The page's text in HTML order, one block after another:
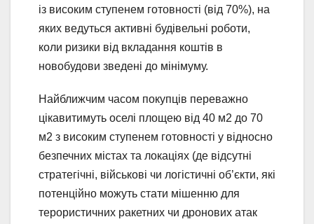
із високим ступенем готовності (від 70%), на
яких ведуться активні будівельні роботи,
коли ризики від вкладання коштів в
новобудови зведені до мінімуму.
Найближчим часом покупців переважно
цікавитимуть оселі площею від 40 м2 до 70
м2 з високим ступенем готовності у відносно
безпечних містах та локаціях (де відсутні
стратегічні, військові чи логістичні об’єкти, які
потенційно можуть стати мішенню для
терористичних ракетних чи дронових атак